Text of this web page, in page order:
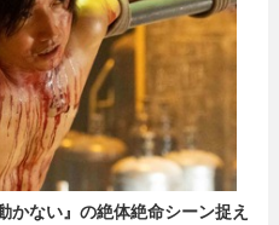
ない』の絶体絶命シーン捉え